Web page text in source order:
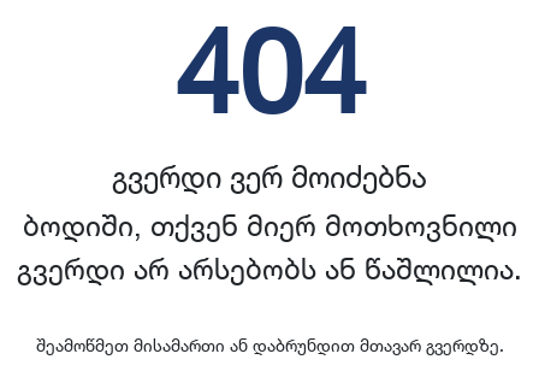
404
გვერდი ვერ მოიძებნა
ბოდიში, თქვენ მიერ მოთხოვნილი
გვერდი არ არსებობს ან წაშლილია.
შეამოწმეთ მისამართი ან დაბრუნდით მთავარ გვერდზე.